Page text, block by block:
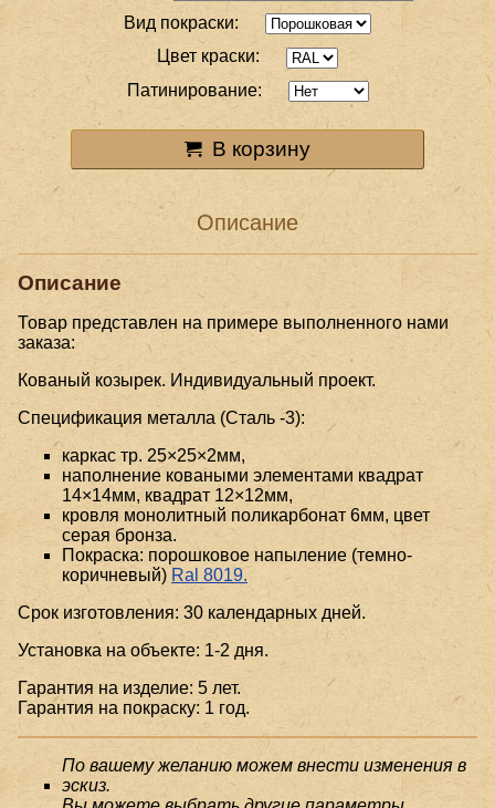
Вид покраски:
Цвет краски:
Патинирование:
В корзину
Описание
Описание
Товар представлен на примере выполненного нами
заказа:
Кованый козырек. Индивидуальный проект.
Спецификация металла (Сталь -3):
каркас тр. 25×25×2мм,
наполнение коваными элементами квадрат
14×14мм, квадрат 12×12мм,
кровля монолитный поликарбонат 6мм, цвет
серая бронза.
Покраска: порошковое напыление (темно-
коричневый) Ral 8019.
Срок изготовления: 30 календарных дней.
Установка на объекте: 1-2 дня.
Гарантия на изделие: 5 лет.
Гарантия на покраску: 1 год.
По вашему желанию можем внести изменения в
эскиз.